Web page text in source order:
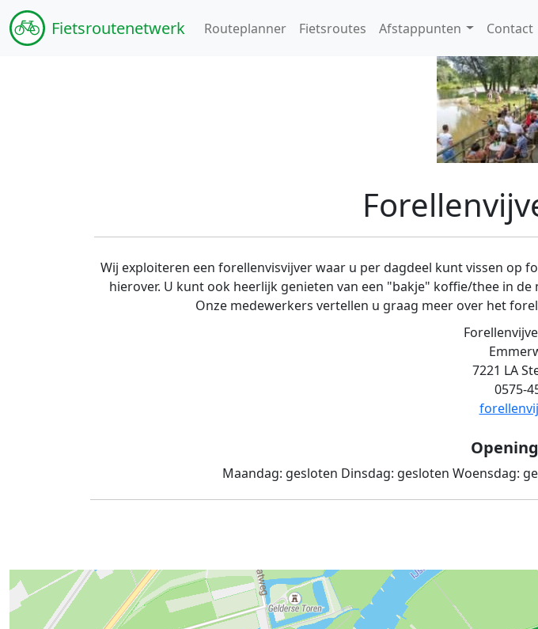
Fietsroutenetwerk Routeplanner Fietsroutes Afstappunten Contact
Wij exploiteren een forellenvisvijver waar u per dagdeel kunt vissen op
hierover. U kunt ook heerlijk genieten van een "bakje" koffie/thee in
Onze medewerkers vertellen u graag meer over het
7221 LA
0575-
Maandag: gesloten Dinsdag: gesloten Woensdag: